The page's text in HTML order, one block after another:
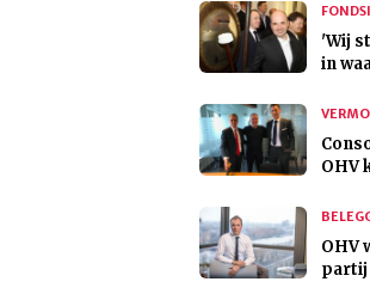
'Wij
in
OHV
OHV
partij